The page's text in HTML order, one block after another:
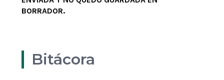
BORRADOR.
Bitácora